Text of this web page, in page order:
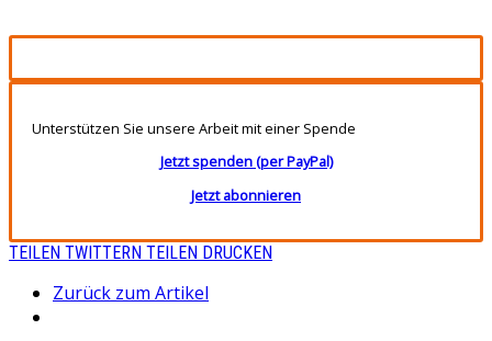
Unterstützen Sie unsere Arbeit mit einer Spende
Jetzt spenden (per PayPal)
Jetzt abonnieren
TEILEN TWITTERN TEILEN DRUCKEN
Zurück zum Artikel